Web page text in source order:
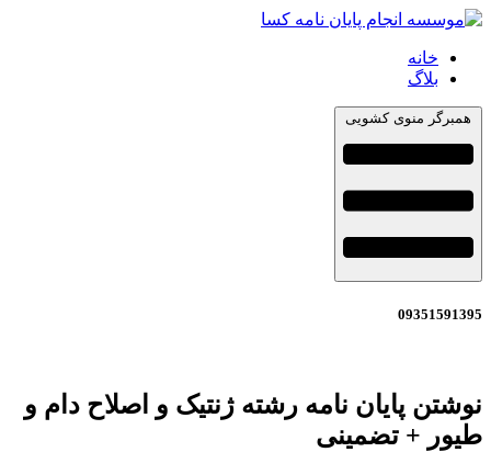
خانه
بلاگ
همبرگر منوی کشویی
09351591395
نوشتن پایان نامه رشته ژنتیک و اصلاح دام و
طیور + تضمینی